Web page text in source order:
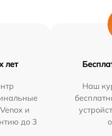
лет
и
до 3
Наш